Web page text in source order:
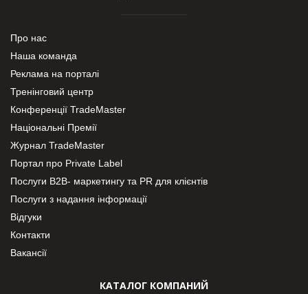
Про нас
Наша команда
Реклама на порталі
Тренінговий центр
Конференції TradeMaster
Національні Премії
Журнал TradeMaster
Портал про Private Label
Послуги В2В- маркетингу та PR для клієнтів
Послуги з надання інформації
Відгуки
Контакти
Вакансії
КАТАЛОГ КОМПАНИЙ